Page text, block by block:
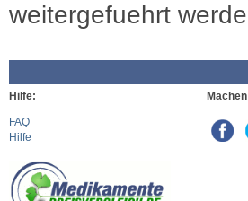
weitergefuehrt
Hilfe:
FAQ
Hilfe